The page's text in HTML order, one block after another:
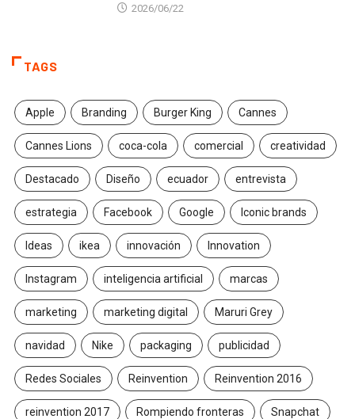
2026/06/22
TAGS
Apple Branding Burger King Cannes
Cannes Lions coca-cola comercial creatividad
Destacado Diseño ecuador entrevista
estrategia Facebook Google Iconic brands
Ideas ikea innovación Innovation
Instagram inteligencia artificial marcas
marketing marketing digital Maruri Grey
navidad Nike packaging publicidad
Redes Sociales Reinvention Reinvention 2016
reinvention 2017 Rompiendo fronteras Snapchat